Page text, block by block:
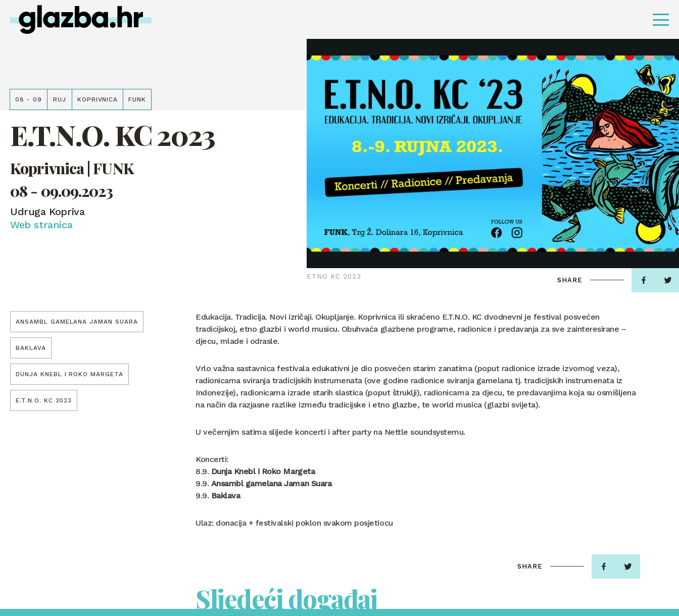
08 - 09 RUJ KOPRIVNICA FUNK
E.T.N.O. KC 2023
Koprivnica | FUNK
08 - 09.09.2023
Udruga Kopriva
Web stranica
ETNO KC 2023 SHARE
ANSAMBL GAMELANA JAMAN SUARA
BAKLAVA
DUNJA KNEBL I ROKO MARGETA
E.T.N.O. KC 2023
Edukacija. Tradicija. Novi izričaji. Okupljanje. Koprivnica ili skraćeno E.T.N.O. KC dvodnevni je festival posvećen
tradicijskoj, etno glazbi i world musicu. Obuhvaća glazbene programe, radionice i predavanja za sve zainteresirane –
djecu, mlade i odrasle.
Vrlo važna sastavnica festivala edukativni je dio posvećen starim zanatima (poput radionice izrade izvornog veza),
radionicama sviranja tradicijskih instrumenata (ove godine radionice sviranja gamelana tj. tradicijskih instrumenata iz
Indonezije), radionicama izrade starih slastica (poput štruklji), radionicama za djecu, te predavanjima koja su osmišljena
na način da razjasne razlike između tradicijske i etno glazbe, te world musica (glazbi svijeta).
U večernjim satima slijede koncerti i after party na Nettle soundsystemu.
Koncerti:
8.9. Dunja Knebl i Roko Margeta
9.9. Ansambl gamelana Jaman Suara
9.9. Baklava
Ulaz: donacija + festivalski poklon svakom posjetiocu
SHARE
Sljedeći događaj